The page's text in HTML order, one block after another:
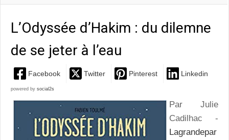
L’Odyssée d’Hakim : du dilemne
de se jeter à l’eau
Facebook Twitter Pinterest Linkedin
powered by social2s
Par Julie
Cadilhac -
Lagrandepar